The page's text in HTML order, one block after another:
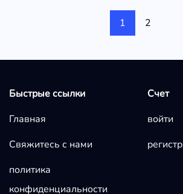
1 2
Быстрые ссылки
Главная
Свяжитесь с нами
политика
конфиденциальности
Счет
войти
регистр